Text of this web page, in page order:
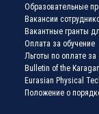
Образовательные
Вакансии
Вакантные гранты
Оплата за обучение
Льготы по оплате за
Bulletin of the
Eurasian Physical
Положение о